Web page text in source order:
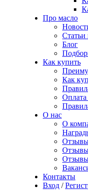
Про масло
Статьи
Блог
Как купить
Как
Оплата
О нас
О
Контакты
Вход /